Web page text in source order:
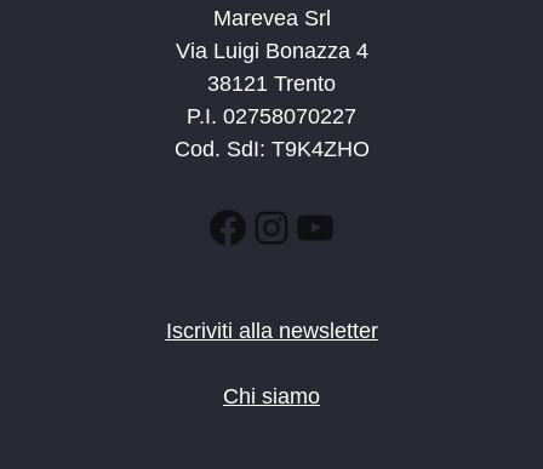
Marevea Srl
Via Luigi Bonazza 4
38121 Trento
P.I. 02758070227
Cod. SdI: T9K4ZHO
Facebook
Instagram
YouTube
Iscriviti alla newsletter
Chi siamo